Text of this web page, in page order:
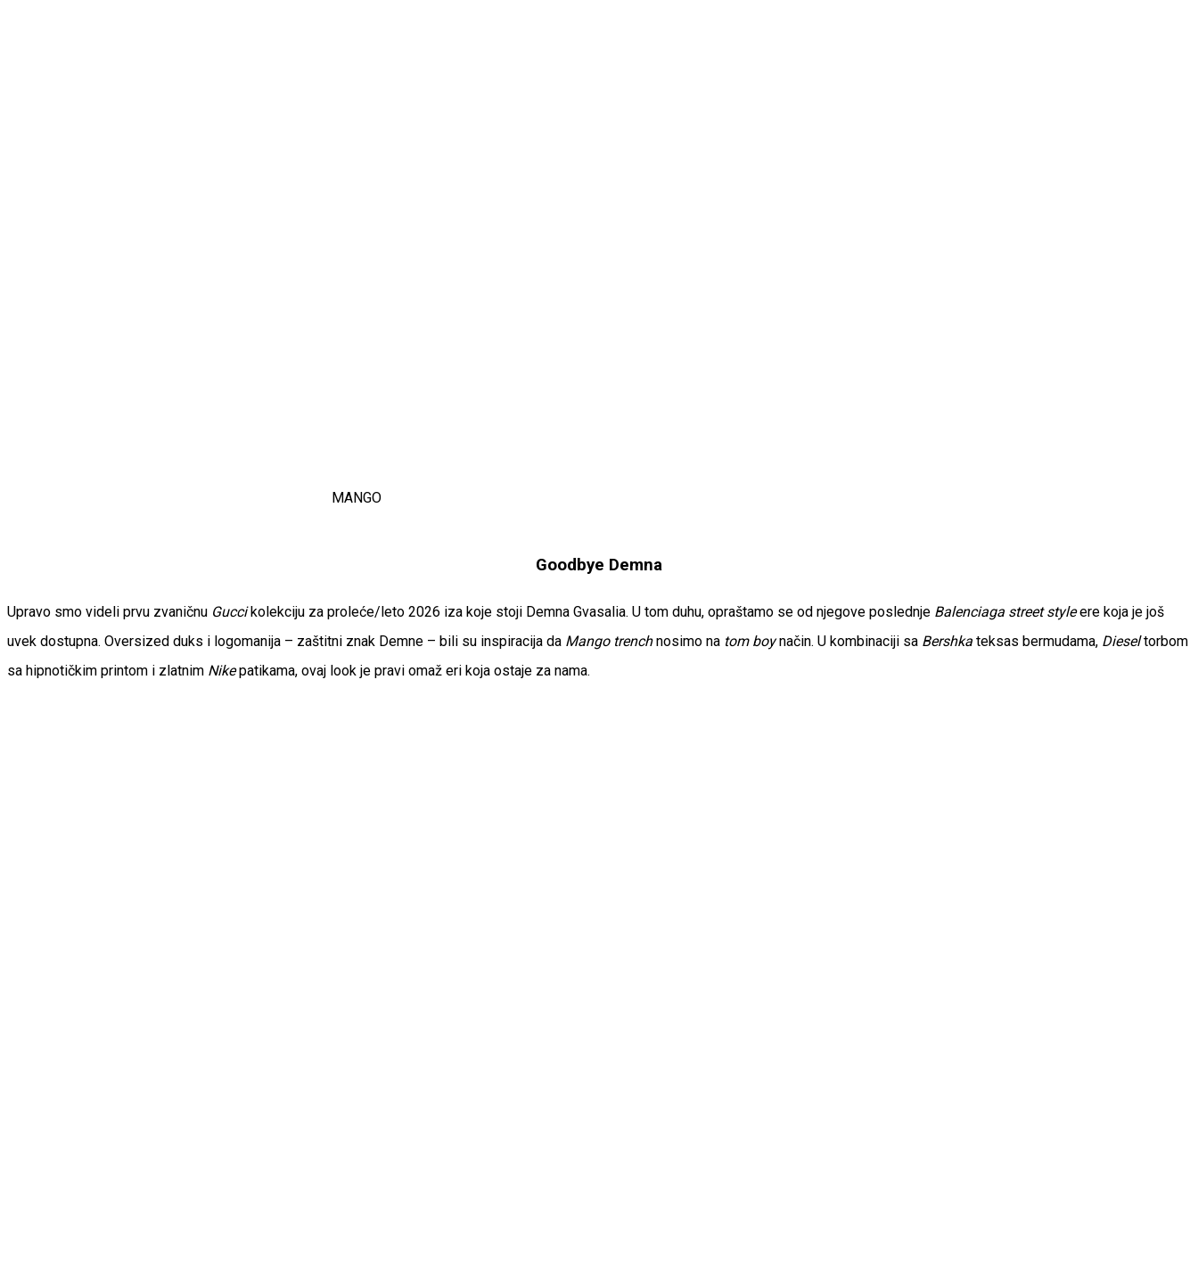
MANGO
Goodbye Demna
Upravo smo videli prvu zvaničnu Guccikolekciju za proleće/leto 2026 iza koje stoji Demna Gvasalia. U tom duhu, opraštamo se od njegove poslednje Balenciaga street styleere koja je još
uvek dostupna. Oversized duks i logomanija – zaštitni znak Demne – bili su inspiracija da Mango trenchnosimo na tom boynačin. U kombinaciji sa Bershka teksas bermudama, Dieseltorbom
sa hipnotičkim printom i zlatnim Nikepatikama, ovaj look je pravi omaž eri koja ostaje za nama.